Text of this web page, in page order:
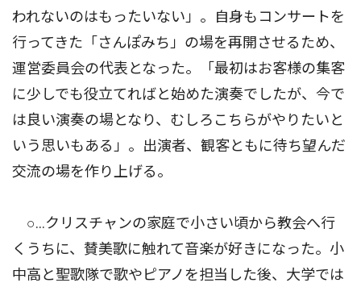
われないのはもったいない」。自身もコンサートを
行ってきた「さんぽみち」の場を再開させるため、
運営委員会の代表となった。「最初はお客様の集客
に少しでも役立てればと始めた演奏でしたが、今で
は良い演奏の場となり、むしろこちらがやりたいと
いう思いもある」。出演者、観客ともに待ち望んだ
交流の場を作り上げる。
○…クリスチャンの家庭で小さい頃から教会へ行
くうちに、賛美歌に触れて音楽が好きになった。小
中高と聖歌隊で歌やピアノを担当した後、大学では